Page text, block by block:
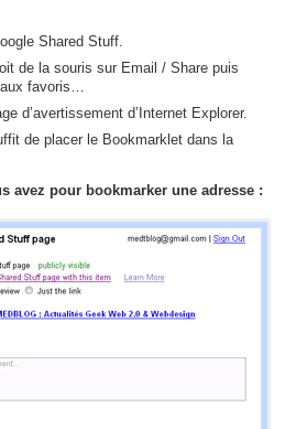
Shared Stuff.
de la souris sur Email / Share puis
aux favoris…
d’avertissement d’Internet Explorer.
de placer le Bookmarklet dans la
avez pour bookmarker une adresse :